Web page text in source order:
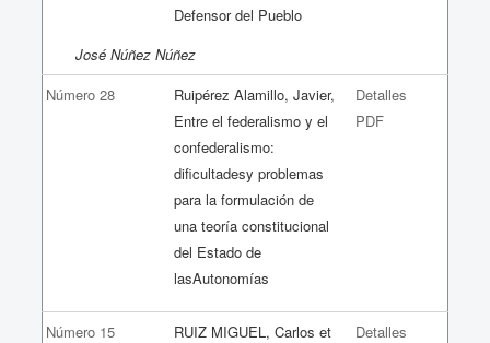
Defensor del Pueblo
José Núñez Núñez
Número 28
Ruipérez Alamillo, Javier,
Entre el federalismo y el
confederalismo:
dificultadesy problemas
para la formulación de
una teoría constitucional
del Estado de
lasAutonomías
Detalles
PDF
Número 15
RUIZ MIGUEL, Carlos et
Detalles